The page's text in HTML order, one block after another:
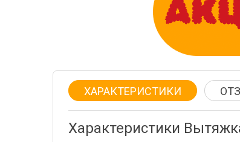
ХАРАКТЕРИСТИКИ
Характеристики